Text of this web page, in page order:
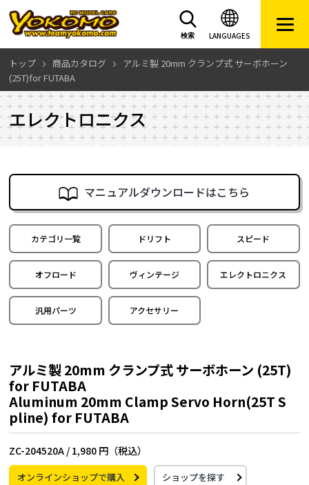
LANGUAGES
検索
トップ 商品カタログ
アルミ製 20mm クランプ式 サーボホーン
(25T)for FUTABA
エレクトロニクス
マニュアルダウンロードはこちら
カテゴリ一覧 ドリフト スピード
オフロード ヴィンテージ エレクトロニクス
汎用パーツ アクセサリー
アルミ製 20mm クランプ式 サーボホーン (25T)
for FUTABA
Aluminum 20mm Clamp Servo Horn(25T S
pline) for FUTABA
ZC-204520A / 1,980 円（税込）
オンラインショップで購入 ショップを探す